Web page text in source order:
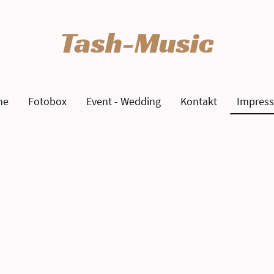
Tash-Music
Fotobox Event - Wedding Kontakt